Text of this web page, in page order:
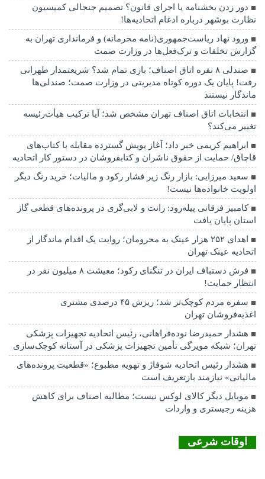
دور زدن بخشنامه یا اجرای قانون؟ تصمیم جنجالی کمیسیون
نظارت بوشهر درباره ادغام اتحادیه‌ها!
ورود نهاد ریاست‌جمهوری(نامه محرمانه) و فرمانداری تهران به
گزارش تخلفات و ترک‌فعل‌ها در وزارت صمت
صندلی ۸ نفره اتاق اصناف؛ بازی تمام شد؟ شریعتمدار طهرانی
رفت! پایان یک دوره کوتاه مدیریتی در وزارت صمت؛ صندلی‌ها
ماندگار نیستند
انتخابات اتاق اصناف تهران مشخص شد؛ آیا ترکیب هیأت‌رئیسه
تغییر می‌کند؟
ابراهیم کریمی خبر داد؛ آغاز پویش گسترده مقابله با کتاب‌های
قاچاق/ حمایت از حقوق ناشران و کتابفروشان در دستور کار اتحادیه
سعید میرزایی: بازار رنگ زیر فشار رکود و مالیات؛ خرید رنگ دیگر
اولویت خانواده‌ها نیست!
کامبیز فرقانی پیله‌رود: رانت و لابی‌گری در پرونده‌های قطعی گاز
استان پایان یافت
اهدای ۲۵۲ هزار عینک به محرومان؛ روایت یک اقدام ماندگار از
اتحادیه عینک تهران
فرش دستباف ایران در تنگنای رکود؛ معیشت ۸ میلیون نفر در
انتظار حمایت!
سفره مردم کوچک‌تر شد؛ ریزش ۴۵ درصدی مشتری
اغذیه‌فروشان تهران
هشدار حمیدرضا نوده‌فراهانی، رئیس اتحادیه تجهیزات پزشکی
تهران؛ شبکه مویرگی تأمین تجهیزات پزشکی در آستانه کوچک‌سازی
هشدار رئیس اتحادیه شوفاژ و تهویه مطبوع؛ «قطعیت پرونده‌های
مالیاتی» نیازمند بازتعریف است
موبایل دیگر کالای لوکس نیست؛ مطالبه اصناف برای کاهش
هزینه رجیستری و واردات
اوقات شرعی